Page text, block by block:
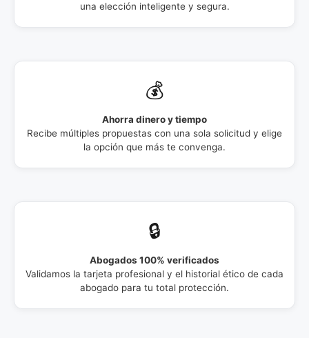
una elección inteligente y segura.
💰
Ahorra dinero y tiempo
Recibe múltiples propuestas con una sola solicitud y elige
la opción que más te convenga.
🔒
Abogados 100% verificados
Validamos la tarjeta profesional y el historial ético de cada
abogado para tu total protección.